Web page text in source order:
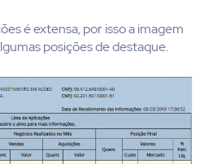
é extensa, por isso a imagem
posições de destaque.